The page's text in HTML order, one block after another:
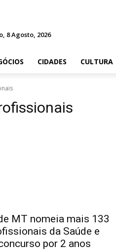
8 Agosto, 2026
CIDADES CULTURA
MT nomeia mais 133
da Saúde e
por 2 anos